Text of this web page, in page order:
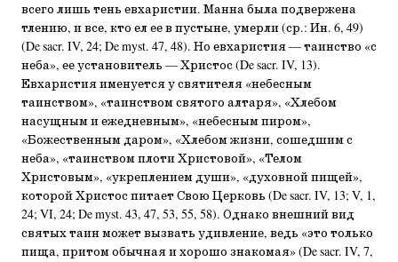
всего лишь тень евхаристии. Манна была подвержена
тлению, и все, кто ел ее в пустыне, умерли (ср.: Ин. 6, 49)
(De sacr. IV, 24; De myst. 47, 48). Но евхаристия — таинство «с
неба», ее установитель — Христос (De sacr. IV, 13).
Евхаристия именуется у святителя «небесным
таинством», «таинством святого алтаря», «Хлебом
насущным и ежедневным», «небесным пиром»,
«Божественным даром», «Хлебом жизни, сошедшим с
неба», «таинством плоти Христовой», «Телом
Христовым», «укреплением души», «духовной пищей»,
которой Христос питает Свою Церковь (De sacr. IV, 13; V, 1,
24; VI, 24; De myst. 43, 47, 53, 55, 58). Однако внешний вид
святых таин может вызвать удивление, ведь «это только
пища, притом обычная и хорошо знакомая» (De sacr. IV, 7,